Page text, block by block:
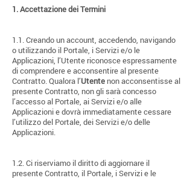
1.Accettazione dei Termini
1.1. Creando un account, accedendo, navigando
o utilizzando il Portale, i Servizi e/o le
Applicazioni, l’Utente riconosce espressamente
di comprendere e acconsentire al presente
Contratto. Qualora l’Utente non acconsentisse al
presente Contratto, non gli sarà concesso
l’accesso al Portale, ai Servizi e/o alle
Applicazioni e dovrà immediatamente cessare
l’utilizzo del Portale, dei Servizi e/o delle
Applicazioni.
1.2. Ci riserviamo il diritto di aggiornare il
presente Contratto, il Portale, i Servizi e le